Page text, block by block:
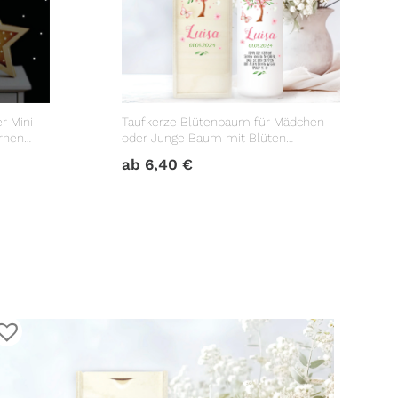
Mini
Taufkerze Blütenbaum für Mädchen
oder Junge Baum mit Blüten
ab 6,40€